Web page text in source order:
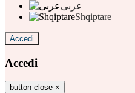
عربى
Shqiptare
Accedi
Accedi
button close ×